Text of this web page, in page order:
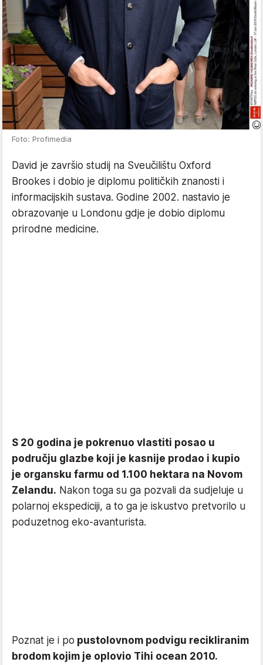
Foto: Profimedia
David je završio studij na Sveučilištu Oxford
Brookes i dobio je diplomu političkih znanosti i
informacijskih sustava. Godine 2002. nastavio je
obrazovanje u Londonu gdje je dobio diplomu
prirodne medicine.
S 20 godina je pokrenuo vlastiti posao u
području glazbe koji je kasnije prodao i kupio
je organsku farmu od 1.100 hektara na Novom
Zelandu. Nakon toga su ga pozvali da sudjeluje u
polarnoj ekspediciji, a to ga je iskustvo pretvorilo u
poduzetnog eko-avanturista.
Poznat je i po pustolovnom podvigu recikliranim
brodom kojim je oplovio Tihi ocean 2010.